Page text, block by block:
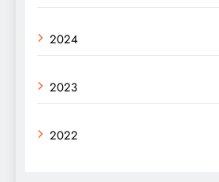
2024
2023
2022